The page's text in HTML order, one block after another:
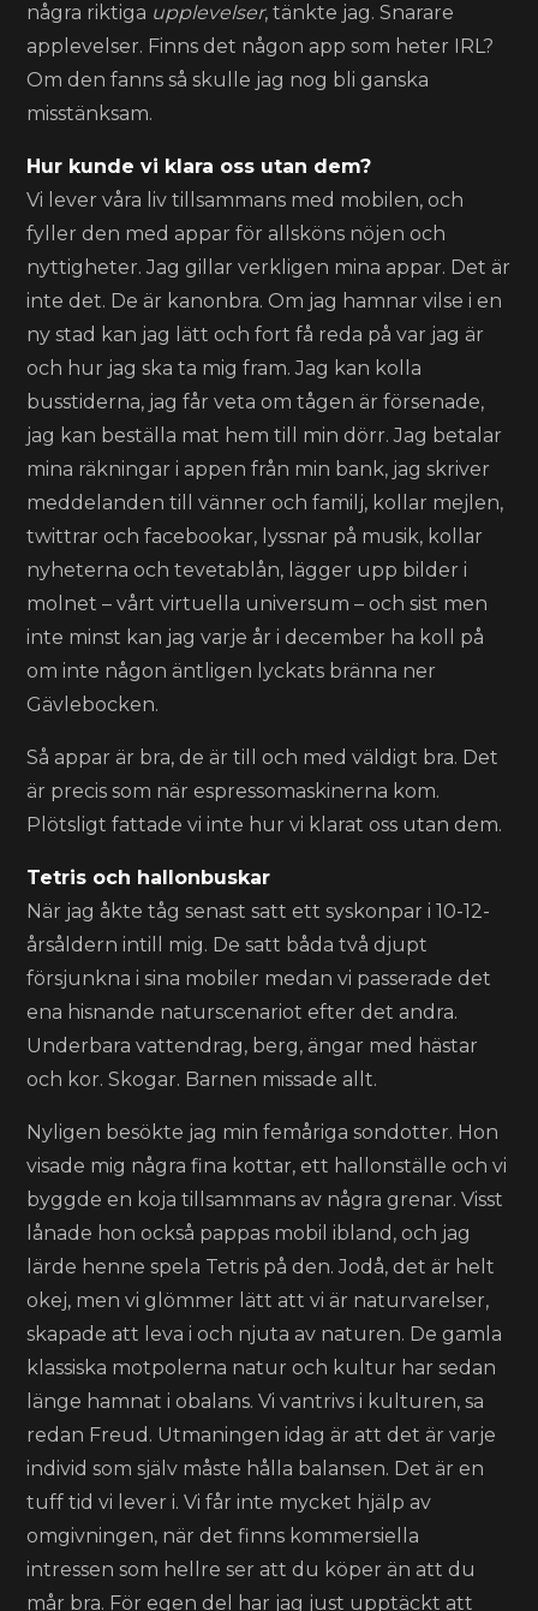
några riktiga upplevelser, tänkte jag. Snarare
applevelser. Finns det någon app som heter IRL?
Om den fanns så skulle jag nog bli ganska
misstänksam.
Hur kunde vi klara oss utan dem?
Vi lever våra liv tillsammans med mobilen, och
fyller den med appar för allsköns nöjen och
nyttigheter. Jag gillar verkligen mina appar. Det är
inte det. De är kanonbra. Om jag hamnar vilse i en
ny stad kan jag lätt och fort få reda på var jag är
och hur jag ska ta mig fram. Jag kan kolla
busstiderna, jag får veta om tågen är försenade,
jag kan beställa mat hem till min dörr. Jag betalar
mina räkningar i appen från min bank, jag skriver
meddelanden till vänner och familj, kollar mejlen,
twittrar och facebookar, lyssnar på musik, kollar
nyheterna och tevetablån, lägger upp bilder i
molnet – vårt virtuella universum – och sist men
inte minst kan jag varje år i december ha koll på
om inte någon äntligen lyckats bränna ner
Gävlebocken.
Så appar är bra, de är till och med väldigt bra. Det
är precis som när espressomaskinerna kom.
Plötsligt fattade vi inte hur vi klarat oss utan dem.
Tetris och hallonbuskar
När jag åkte tåg senast satt ett syskonpar i 10-12-
årsåldern intill mig. De satt båda två djupt
försjunkna i sina mobiler medan vi passerade det
ena hisnande naturscenariot efter det andra.
Underbara vattendrag, berg, ängar med hästar
och kor. Skogar. Barnen missade allt.
Nyligen besökte jag min femåriga sondotter. Hon
visade mig några fina kottar, ett hallonställe och vi
byggde en koja tillsammans av några grenar. Visst
lånade hon också pappas mobil ibland, och jag
lärde henne spela Tetris på den. Jodå, det är helt
okej, men vi glömmer lätt att vi är naturvarelser,
skapade att leva i och njuta av naturen. De gamla
klassiska motpolerna natur och kultur har sedan
länge hamnat i obalans. Vi vantrivs i kulturen, sa
redan Freud. Utmaningen idag är att det är varje
individ som själv måste hålla balansen. Det är en
tuff tid vi lever i. Vi får inte mycket hjälp av
omgivningen, när det finns kommersiella
intressen som hellre ser att du köper än att du
mår bra. För egen del har jag just upptäckt att